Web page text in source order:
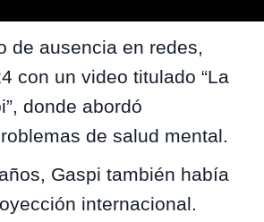
de ausencia en redes,
con un video titulado “La
donde abordó
de salud mental.
Gaspi también había
internacional.